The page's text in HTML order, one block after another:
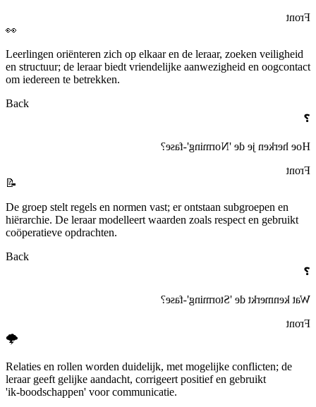
Front
👀
Leerlingen oriënteren zich op elkaar en de leraar, zoeken veiligheid
en structuur; de leraar biedt vriendelijke aanwezigheid en oogcontact
om iedereen te betrekken.
Back
❓
Hoe herken je de 'Norming'-fase?
Front
📝
De groep stelt regels en normen vast; er ontstaan subgroepen en
hiërarchie. De leraar modelleert waarden zoals respect en gebruikt
coöperatieve opdrachten.
Back
❓
Wat kenmerkt de 'Storming'-fase?
Front
🌩️
Relaties en rollen worden duidelijk, met mogelijke conflicten; de
leraar geeft gelijke aandacht, corrigeert positief en gebruikt
'ik‑boodschappen' voor communicatie.